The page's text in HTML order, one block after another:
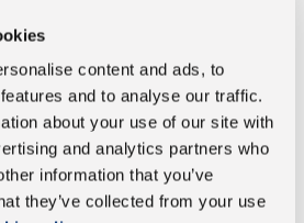
content and ads, to
and to analyse our traffic.
about your use of our site with
and analytics partners who
information that you’ve
they’ve collected from your use
27g
19g
0,3g